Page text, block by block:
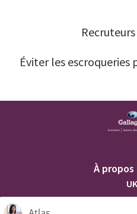
Éviter les escroqueries
À propos
UK